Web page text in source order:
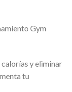
Gym
calorías y eliminar
tu